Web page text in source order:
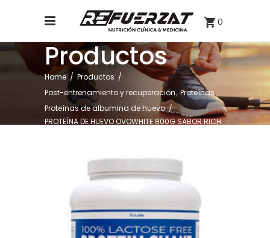
0
Productos
Home / Productos /
Post-entrenamiento y recuperación, Proteínas,
Proteínas de albumina de huevo/
PROTEÍNA DE HUEVO OVOWHITE 800G SABOR RICH